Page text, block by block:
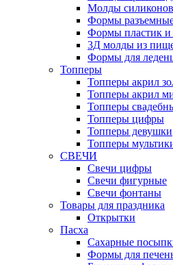
Молды
Формы
Формы пластик и
3Д молды из
Формы для
Топперы
Топперы акрил
Топперы акрил
Топперы
Топперы цифры
Топперы девушки
Топперы
СВЕЧИ
Свечи цифры
Свечи фигурные
Свечи фонтаны
Товары для праздника
Открытки
Пасха
Сахарные
Формы для